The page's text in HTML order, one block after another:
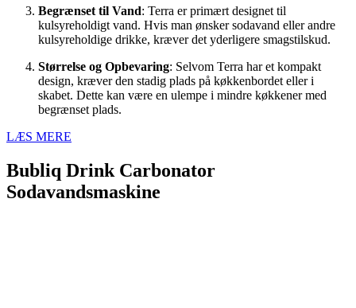
Begrænset til Vand: Terra er primært designet til
kulsyreholdigt vand. Hvis man ønsker sodavand eller andre
kulsyreholdige drikke, kræver det yderligere smagstilskud.
Størrelse og Opbevaring: Selvom Terra har et kompakt
design, kræver den stadig plads på køkkenbordet eller i
skabet. Dette kan være en ulempe i mindre køkkener med
begrænset plads.
LÆS MERE
Bubliq Drink Carbonator
Sodavandsmaskine